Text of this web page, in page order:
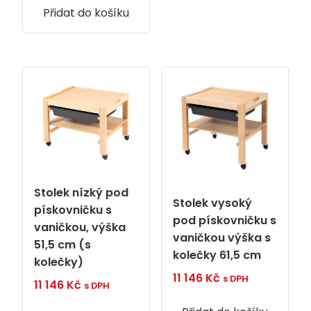
4
990 Kč. 990 Kč.
Přidat do košíku
Stolek nízký pod
pískovničku s
vaničkou, výška
51,5 cm (s
kolečky)
11 146 Kč s DPH
Stolek vysoký
pod pískovničku s
vaničkou výška s
kolečky 61,5 cm
11 146 Kč s DPH